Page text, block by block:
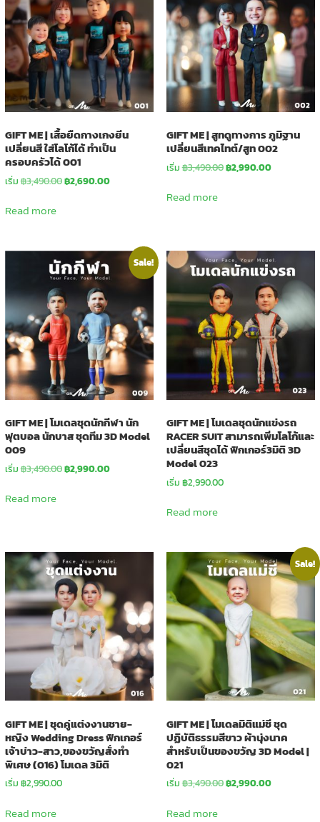
GIFT ME | เสื้อยืดกางเกงยีน
เปลี่ยนสี ใส่โลโก้ได้ ทำเป็น
ครอบครัวได้ 001
เริ่ม฿3,490.00Original
฿2,690.00Current
Read more
GIFT ME | สูทดูทางการ ภูมิฐาน
เปลี่ยนสีเทคไทต์/สูท 002
เริ่ม฿3,490.00Original
฿2,990.00Current
Read more
Sale!
GIFT ME | โมเดลชุดนักกีฬา นัก
ฟุตบอล นักบาส ชุดทีม 3D Model
009
เริ่ม฿3,490.00Original
฿2,990.00Current
Read more
GIFT ME | โมเดลชุดนักแข่งรถ
RACER SUIT สามารถเพิ่มโลโก้และ
เปลี่ยนสีชุดได้ ฟิกเกอร์3มิติ 3D
Model 023
เริ่ม ฿2,990.00
Read more
GIFT ME | ชุดคู่แต่งงานชาย-
หญิง Wedding Dress ฟิกเกอร์
เจ้าบ่าว-สาว,ของขวัญสั่งทำ
พิเศษ (016) โมเดล 3มิติ
เริ่ม ฿2,990.00
Read more
Sale!
GIFT ME | โมเดลมิติแม่ชี ชุด
ปฏิบัติธรรมสีขาว ผ้านุ่งนาค
สำหรับเป็นของขวัญ 3D Model |
021
เริ่ม฿3,490.00Original
฿2,990.00Current
Read more